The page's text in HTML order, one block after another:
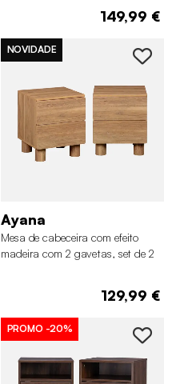
149,99 €
NOVIDADE
Ayana
Mesa de cabeceira com efeito
madeira com 2 gavetas, set de 2
129,99 €
PROMO -20%